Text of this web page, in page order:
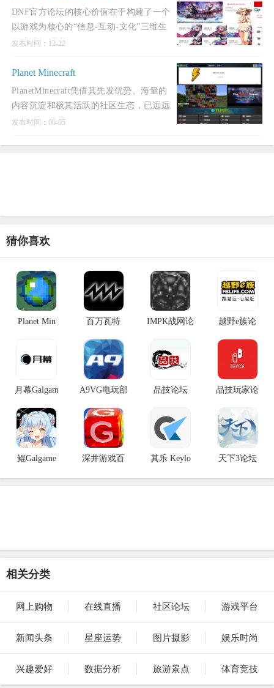
DNF官方论坛的核心价值在于构建了一个
以游戏为核心的“信息-互动-文化”三维生
态，既是玩家获取权威资讯、提升游戏水
发布时间：12-22
Planet Minecraft
PlanetMinecraft凭借其先发优势、海量的
内容沉淀和极其活跃的社区生态，已远远
超出一个简单的资源下载站。它构建了一
发布时间：06-05
猜你喜欢
Planet Min 百万瓦特 IMPK战网论 越野e族论
月幕Galgam A9VG电玩部 品技论坛 品技玩家论
鲲Galgame 深井游戏百 其乐 Keylo 天下3论坛
相关分类
网上购物 在线直播 社区论坛 游戏平台
新闻头条 星座运势 图片摄影 娱乐时尚
兴趣爱好 数据分析 旅游景点 体育竞技